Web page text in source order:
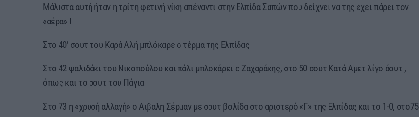
Μάλιστα αυτή ήταν η τρίτη φετινή νίκη απέναντι στην Ελπίδα Σαπών που δείχνει να της έχει πάρει τον
«αέρα» !
Στο 40’ σουτ του Καρά Αλή μπλόκαρε ο τέρμα της Ελπίδας
Στο 42 ψαλιδάκι του Νικοπούλου και πάλι μπλοκάρει ο Ζαχαράκης, στο 50 σουτ Κατά Αμετ λίγο άουτ ,
όπως και το σουτ του Πάγια
Στο 73 η «χρυσή αλλαγή» ο Αιβαλη Σέρμαν με σουτ βολίδα στο αριστερό «Γ» της Ελπίδας και το 1-0, στο75